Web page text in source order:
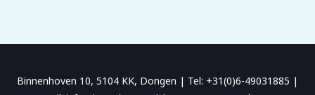
Binnenhoven 10, 5104 KK, Dongen | Tel: +31(0)6-49031885 |